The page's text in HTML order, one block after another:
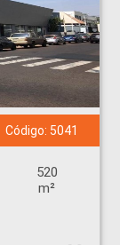
Código: 5041
520
m²